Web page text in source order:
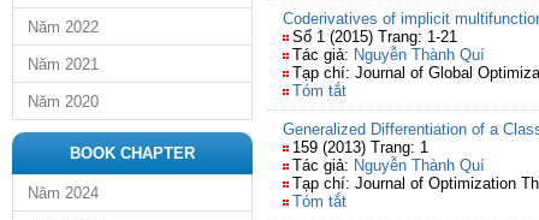
Năm 2022
Năm 2021
Năm 2020
BOOK CHAPTER
Năm 2024
Coderivatives of implicit
Số 1 (2015) Trang: 1-21
Tác giả: Nguyễn Thành Quí
Tạp chí: Journal of Global
Tóm tắt
Generalized Differentiation of a
159 (2013) Trang: 1
Tác giả: Nguyễn Thành Quí
Tạp chí: Journal of Optimization
Tóm tắt